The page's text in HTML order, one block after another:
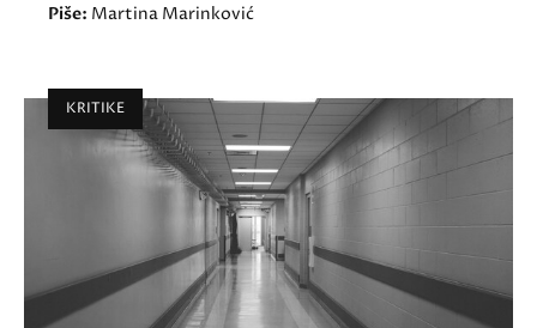
Piše: Martina Marinković
KRITIKE